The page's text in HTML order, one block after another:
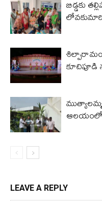
బిడ్డ‌కు
లోవ‌కుమారి
కూచిపూడి
ఆలయంలో
LEAVE A REPLY